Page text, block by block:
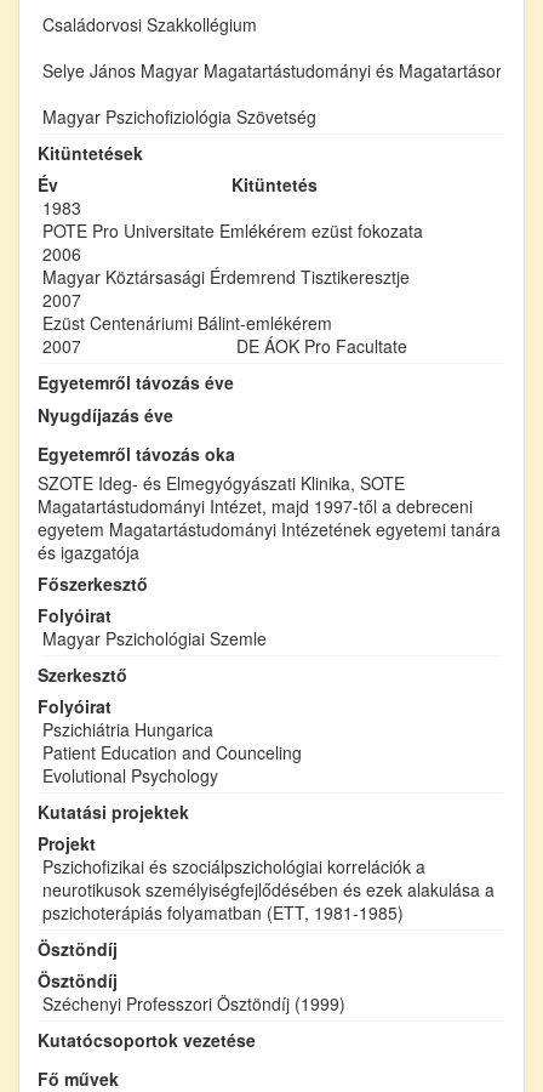
Családorvosi Szakkollégium
Selye János Magyar Magatartástudományi és
Magyar Pszichofiziológia Szövetség
Kitüntetések
Év
Kitüntetés
1983
POTE Pro Universitate Emlékérem ezüst fokozata
2006
Magyar Köztársasági Érdemrend Tisztikeresztje
2007
Ezüst Centenáriumi Bálint-emlékérem
2007
DE ÁOK Pro Facultate
Egyetemről távozás éve
Nyugdíjazás éve
Egyetemről távozás oka
SZOTE Ideg- és Elmegyógyászati Klinika, SOTE
Magatartástudományi Intézet, majd 1997-től a debreceni
egyetem Magatartástudományi Intézetének egyetemi tanára
és igazgatója
Főszerkesztő
Folyóirat
Magyar Pszichológiai Szemle
Szerkesztő
Folyóirat
Pszichiátria Hungarica
Patient Education and Counceling
Evolutional Psychology
Kutatási projektek
Projekt
Pszichofizikai és szociálpszichológiai korrelációk a
neurotikusok személyiségfejlődésében és ezek alakulása a
pszichoterápiás folyamatban (ETT, 1981-1985)
Ösztöndíj
Ösztöndíj
Széchenyi Professzori Ösztöndíj (1999)
Kutatócsoportok vezetése
Fő művek